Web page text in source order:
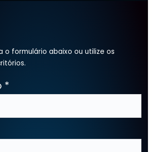
o formulário abaixo ou utilize os
*